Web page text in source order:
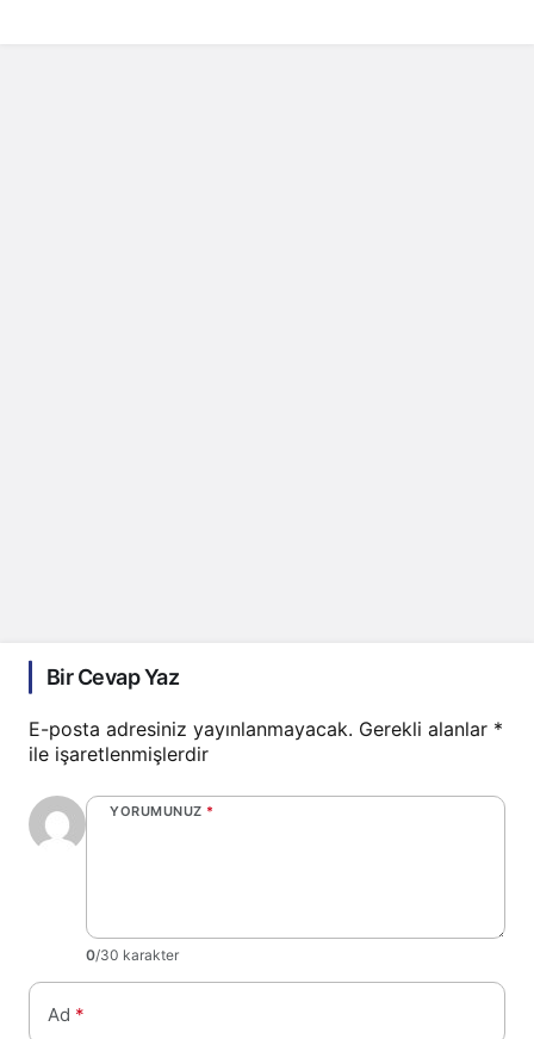
Bir Cevap Yaz
E-posta adresiniz yayınlanmayacak. Gerekli alanlar *
ile işaretlenmişlerdir
YORUMUNUZ *
0/30 karakter
Ad *